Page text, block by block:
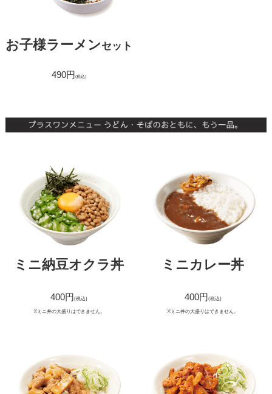
お子様ラーメンセット
490円(税込)
ミニ納豆オクラ丼
400円(税込)
※ミニ丼の大盛りはできません。
ミニカレー丼
400円(税込)
※ミニ丼の大盛りはできません。